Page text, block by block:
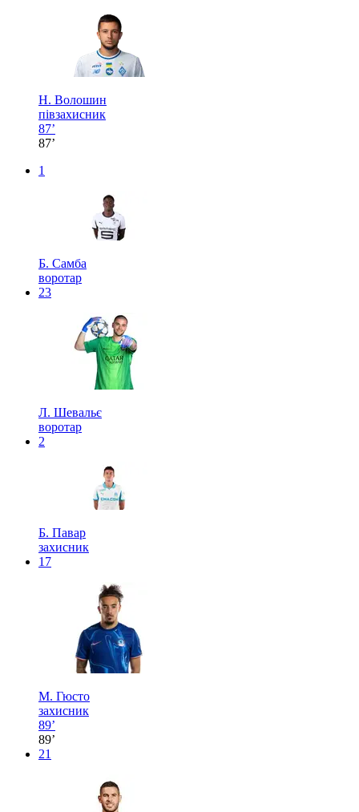
Н. Волошин
півзахисник
87’
87’
1
Б. Самба
воротар
23
Л. Шевальє
воротар
2
Б. Павар
захисник
17
М. Гюсто
захисник
89’
89’
21